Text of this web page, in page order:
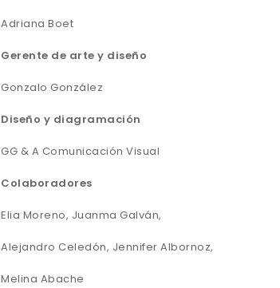
Adriana Boet
Gerente de arte y diseño
Gonzalo González
Diseño y diagramación
GG & A Comunicación Visual
Colaboradores
Elia Moreno, Juanma Galván,
Alejandro Celedón, Jennifer Albornoz,
Melina Abache